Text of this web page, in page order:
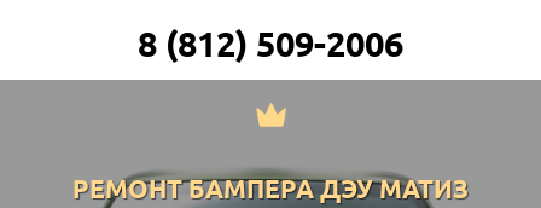
8 (812) 509-2006
РЕМОНТ БАМПЕРА ДЭУ МАТИЗ